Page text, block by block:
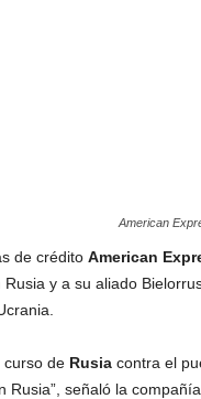
American
de crédito American
y a su aliado
curso de Rusiacontra el
señaló la